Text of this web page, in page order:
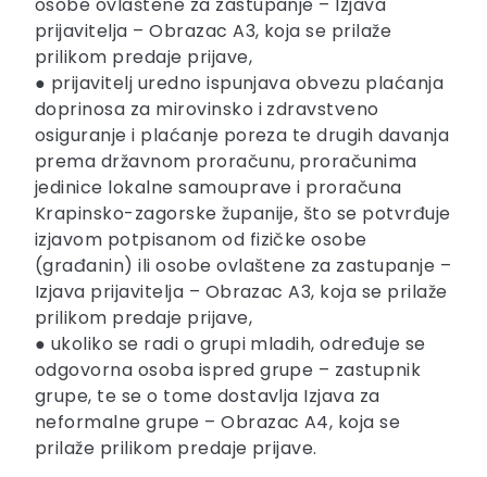
prijavitelja – Obrazac A3, koja se prilaže
prilikom predaje prijave,
● prijavitelj uredno ispunjava obvezu plaćanja
doprinosa za mirovinsko i zdravstveno
osiguranje i plaćanje poreza te drugih davanja
prema državnom proračunu, proračunima
jedinice lokalne samouprave i proračuna
Krapinsko-zagorske županije, što se potvrđuje
izjavom potpisanom od fizičke osobe
(građanin) ili osobe ovlaštene za zastupanje –
Izjava prijavitelja – Obrazac A3, koja se prilaže
prilikom predaje prijave,
● ukoliko se radi o grupi mladih, određuje se
odgovorna osoba ispred grupe – zastupnik
grupe, te se o tome dostavlja Izjava za
neformalne grupe – Obrazac A4, koja se
prilaže prilikom predaje prijave.